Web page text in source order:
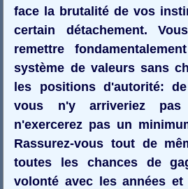
face la brutalité de vos
certain détachement.
remettre
système de valeurs sans
les positions d'autorité:
vous n'y arriveriez
n'exercerez pas un
Rassurez-vous tout de
toutes les chances de
volonté avec les années et